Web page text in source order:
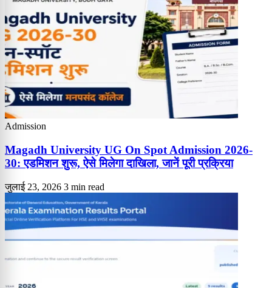
Admission
Magadh University UG On Spot Admission 2026-
30: एडमिशन शुरू, ऐसे मिलेगा दाखिला, जानें पूरी प्रक्रिया
जुलाई 23, 2026 3 min read